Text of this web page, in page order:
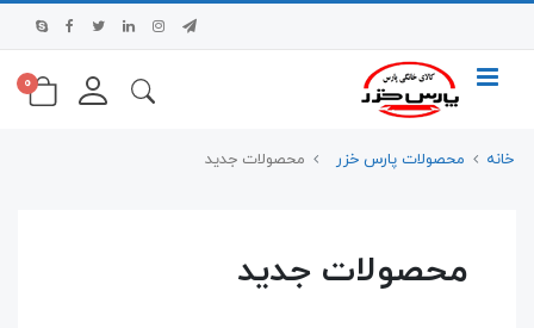
0
خانه محصولات پارس خزر محصولات جدید
محصولات جدید